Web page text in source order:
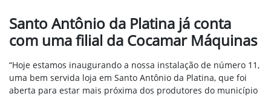
Santo Antônio da Platina já conta
com uma filial da Cocamar Máquinas
“Hoje estamos inaugurando a nossa instalação de número 11,
uma bem servida loja em Santo Antônio da Platina, que foi
aberta para estar mais próxima dos produtores do município